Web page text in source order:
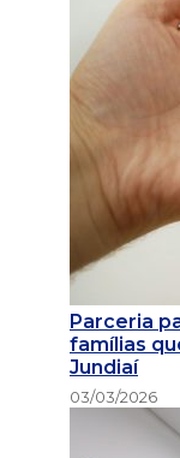
Parceria
famílias
Jundiaí
03/03/2026